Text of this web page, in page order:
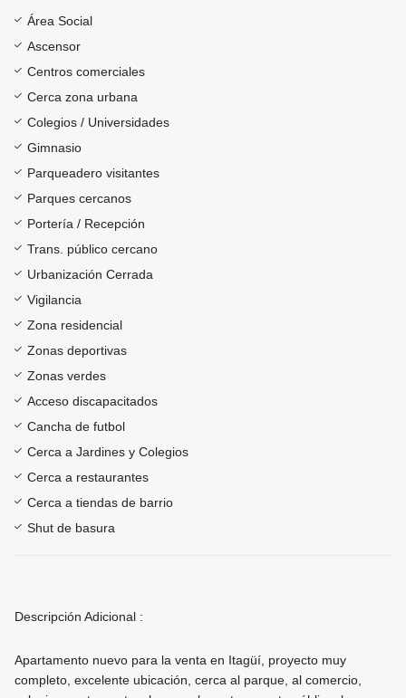
Área Social
Ascensor
Centros comerciales
Cerca zona urbana
Colegios / Universidades
Gimnasio
Parqueadero visitantes
Parques cercanos
Portería / Recepción
Trans. público cercano
Urbanización Cerrada
Vigilancia
Zona residencial
Zonas deportivas
Zonas verdes
Acceso discapacitados
Cancha de futbol
Cerca a Jardines y Colegios
Cerca a restaurantes
Cerca a tiendas de barrio
Shut de basura
Descripción Adicional :
Apartamento nuevo para la venta en Itagüí, proyecto muy
completo, excelente ubicación, cerca al parque, al comercio,